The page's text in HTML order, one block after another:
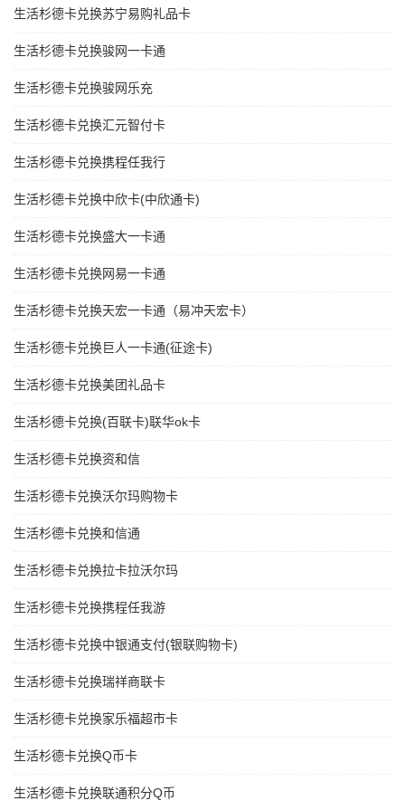
生活杉德卡兑换苏宁易购礼品卡
生活杉德卡兑换骏网一卡通
生活杉德卡兑换骏网乐充
生活杉德卡兑换汇元智付卡
生活杉德卡兑换携程任我行
生活杉德卡兑换中欣卡(中欣通卡)
生活杉德卡兑换盛大一卡通
生活杉德卡兑换网易一卡通
生活杉德卡兑换天宏一卡通（易冲天宏卡）
生活杉德卡兑换巨人一卡通(征途卡)
生活杉德卡兑换美团礼品卡
生活杉德卡兑换(百联卡)联华ok卡
生活杉德卡兑换资和信
生活杉德卡兑换沃尔玛购物卡
生活杉德卡兑换和信通
生活杉德卡兑换拉卡拉沃尔玛
生活杉德卡兑换携程任我游
生活杉德卡兑换中银通支付(银联购物卡)
生活杉德卡兑换瑞祥商联卡
生活杉德卡兑换家乐福超市卡
生活杉德卡兑换Q币卡
生活杉德卡兑换联通积分Q币